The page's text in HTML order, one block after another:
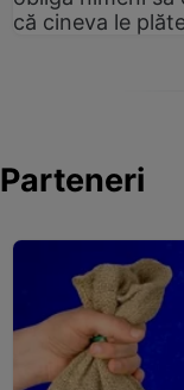
că cineva le
Parteneri